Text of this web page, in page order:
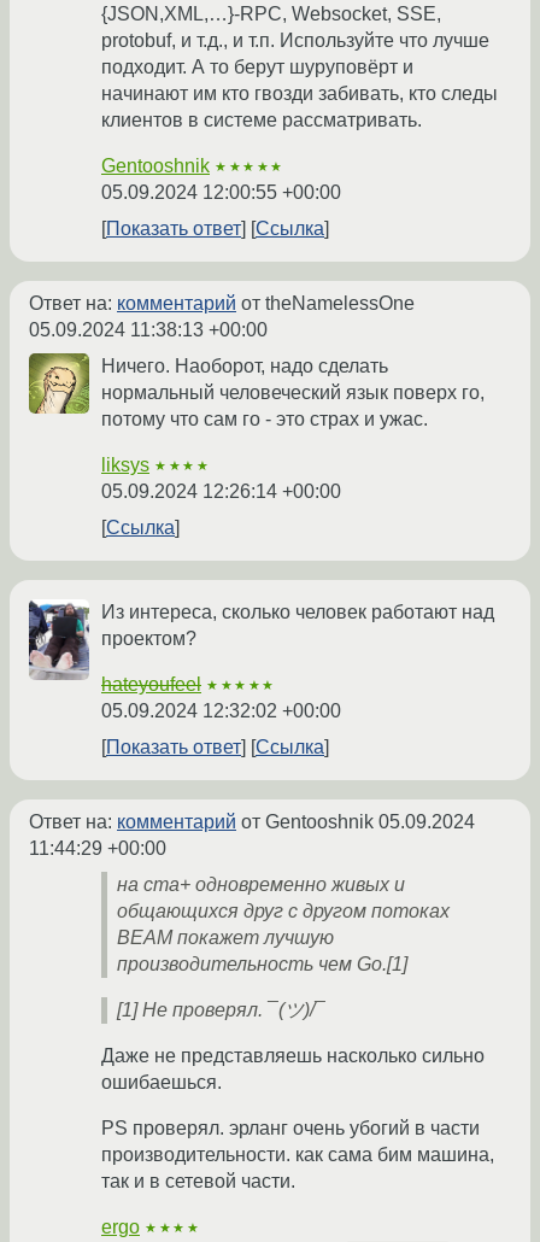
{JSON,XML,…}-RPC, Websocket, SSE,
protobuf, и т.д., и т.п. Используйте что лучше
подходит. А то берут шуруповёрт и
начинают им кто гвозди забивать, кто следы
клиентов в системе рассматривать.
Gentooshnik ★★★★★
05.09.2024 12:00:55 +00:00
Показать ответ
Ссылка
Ответ на: комментарий от theNamelessOne
05.09.2024 11:38:13 +00:00
Ничего. Наоборот, надо сделать
нормальный человеческий язык поверх го,
потому что сам го - это страх и ужас.
liksys ★★★★
05.09.2024 12:26:14 +00:00
Ссылка
Из интереса, сколько человек работают над
проектом?
hateyoufeel ★★★★★
05.09.2024 12:32:02 +00:00
Показать ответ
Ссылка
Ответ на: комментарий от Gentooshnik 05.09.2024
11:44:29 +00:00
на ста+ одновременно живых и
общающихся друг с другом потоках
BEAM покажет лучшую
производительность чем Go.[1]
[1] Не проверял. ¯(ツ)/¯
Даже не представляешь насколько сильно
ошибаешься.
PS проверял. эрланг очень убогий в части
производительности. как сама бим машина,
так и в сетевой части.
ergo ★★★★